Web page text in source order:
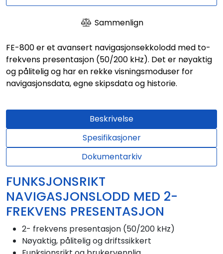
Sammenlign
FE-800 er et avansert navigasjonsekkolodd med to-
frekvens presentasjon (50/200 kHz). Det er nøyaktig
og pålitelig og har en rekke visningsmoduser for
navigasjonsdata, egne skipsdata og historie.
Beskrivelse
Spesifikasjoner
Dokumentarkiv
FUNKSJONSRIKT
NAVIGASJONSLODD MED 2-
FREKVENS PRESENTASJON
2- frekvens presentasjon (50/200 kHz)
Nøyaktig, pålitelig og driftssikkert